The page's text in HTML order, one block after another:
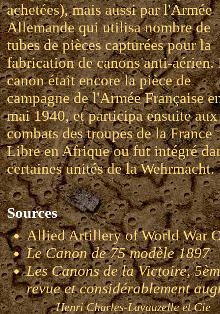
achetées), mais aussi par l'Armée
Allemande qui utilisa nombre de
tubes de pièces capturées pour la
fabrication de canons anti-aérien.
canon était encore la pièce de
campagne de l'Armée Française
mai 1940, et participa ensuite aux
combats des troupes de la France
Libre en Afrique ou fut intégré
certaines unités de la Wehrmacht.
Sources
Allied Artillery of World
Le Canon de 75 modèle 1897
Les Canons de la Victoire,
revue et considérablement
Henri Charles-Lavauzelle et Cie